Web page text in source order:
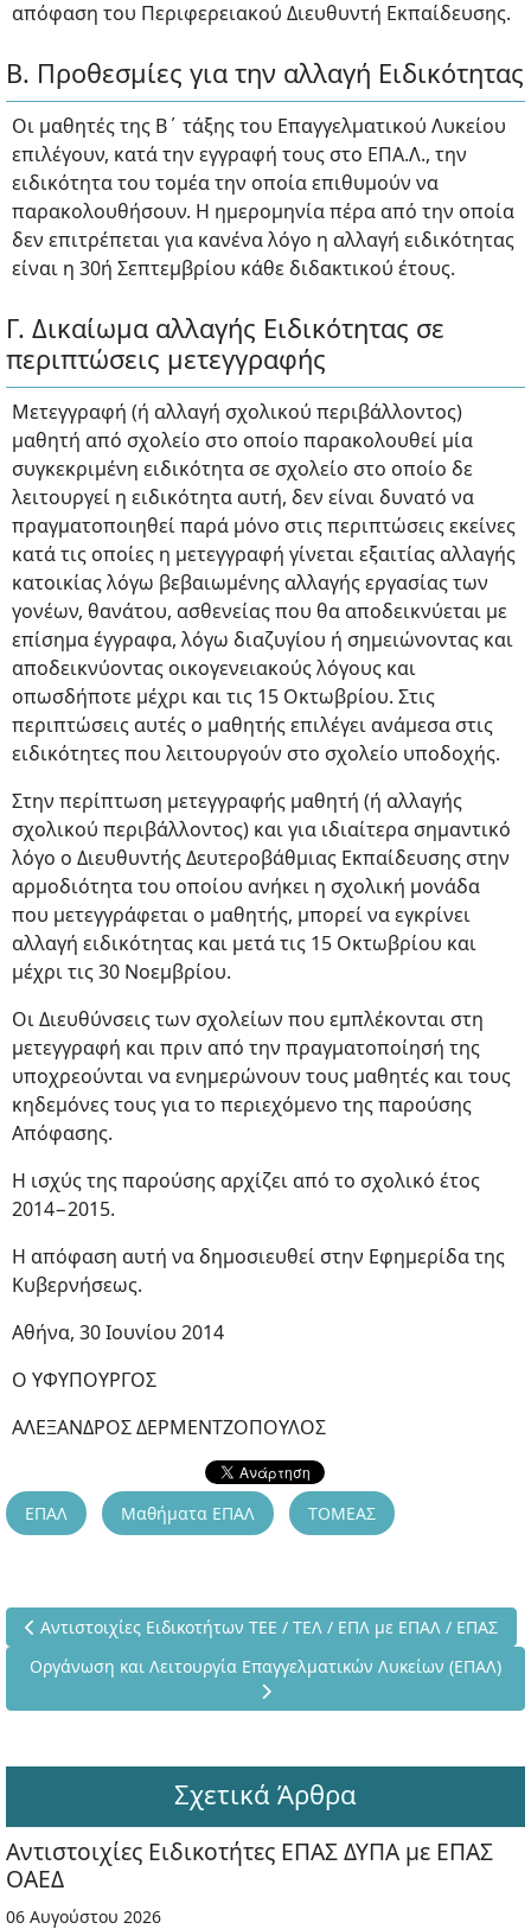
απόφαση του Περιφερειακού Διευθυντή Εκπαίδευσης.
Β. Προθεσμίες για την αλλαγή Ειδικότητας
Οι μαθητές της Β΄ τάξης του Επαγγελματικού Λυκείου
επιλέγουν, κατά την εγγραφή τους στο ΕΠΑ.Λ., την
ειδικότητα του τομέα την οποία επιθυμούν να
παρακολουθήσουν. Η ημερομηνία πέρα από την οποία
δεν επιτρέπεται για κανένα λόγο η αλλαγή ειδικότητας
είναι η 30ή Σεπτεμβρίου κάθε διδακτικού έτους.
Γ. Δικαίωμα αλλαγής Ειδικότητας σε
περιπτώσεις μετεγγραφής
Μετεγγραφή (ή αλλαγή σχολικού περιβάλλοντος)
μαθητή από σχολείο στο οποίο παρακολουθεί μία
συγκεκριμένη ειδικότητα σε σχολείο στο οποίο δε
λειτουργεί η ειδικότητα αυτή, δεν είναι δυνατό να
πραγματοποιηθεί παρά μόνο στις περιπτώσεις εκείνες
κατά τις οποίες η μετεγγραφή γίνεται εξαιτίας αλλαγής
κατοικίας λόγω βεβαιωμένης αλλαγής εργασίας των
γονέων, θανάτου, ασθενείας που θα αποδεικνύεται με
επίσημα έγγραφα, λόγω διαζυγίου ή σημειώνοντας και
αποδεικνύοντας οικογενειακούς λόγους και
οπωσδήποτε μέχρι και τις 15 Οκτωβρίου. Στις
περιπτώσεις αυτές ο μαθητής επιλέγει ανάμεσα στις
ειδικότητες που λειτουργούν στο σχολείο υποδοχής.
Στην περίπτωση μετεγγραφής μαθητή (ή αλλαγής
σχολικού περιβάλλοντος) και για ιδιαίτερα σημαντικό
λόγο ο Διευθυντής Δευτεροβάθμιας Εκπαίδευσης στην
αρμοδιότητα του οποίου ανήκει η σχολική μονάδα
που μετεγγράφεται ο μαθητής, μπορεί να εγκρίνει
αλλαγή ειδικότητας και μετά τις 15 Οκτωβρίου και
μέχρι τις 30 Νοεμβρίου.
Οι Διευθύνσεις των σχολείων που εμπλέκονται στη
μετεγγραφή και πριν από την πραγματοποίησή της
υποχρεούνται να ενημερώνουν τους μαθητές και τους
κηδεμόνες τους για το περιεχόμενο της παρούσης
Απόφασης.
Η ισχύς της παρούσης αρχίζει από το σχολικό έτος
2014−2015.
Η απόφαση αυτή να δημοσιευθεί στην Εφημερίδα της
Κυβερνήσεως.
Αθήνα, 30 Ιουνίου 2014
Ο ΥΦΥΠΟΥΡΓΟΣ
ΑΛΕΞΑΝΔΡΟΣ ΔΕΡΜΕΝΤΖΟΠΟΥΛΟΣ
ΕΠΑΛ Μαθήματα ΕΠΑΛ ΤΟΜΕΑΣ
Προηγούμενο άρθρο: Αντιστοιχίες Ειδικοτήτων ΤΕΕ / ΤΕΛ /
Αντιστοιχίες Ειδικοτήτων ΤΕΕ / ΤΕΛ / ΕΠΛ με ΕΠΑΛ / ΕΠΑΣ
Επόμενο άρθρο: Οργάνωση και Λειτουργία Επαγγελματικών
Οργάνωση και Λειτουργία Επαγγελματικών Λυκείων (ΕΠΑΛ)
Σχετικά Άρθρα
Αντιστοιχίες Ειδικοτήτες ΕΠΑΣ ΔΥΠΑ με ΕΠΑΣ
ΟΑΕΔ
06 Αυγούστου 2026